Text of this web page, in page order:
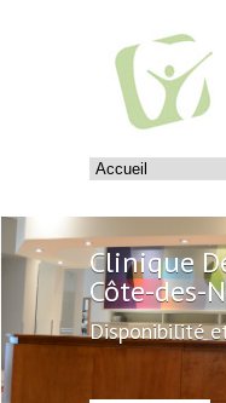
Clinique
Côte-des-
Disponibilité